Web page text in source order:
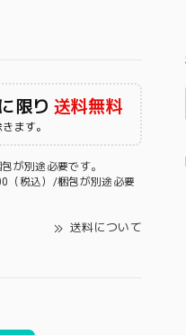
限り 送料無料
ます。
が別途必要です。
（税込）/梱包が別途必要
送料について